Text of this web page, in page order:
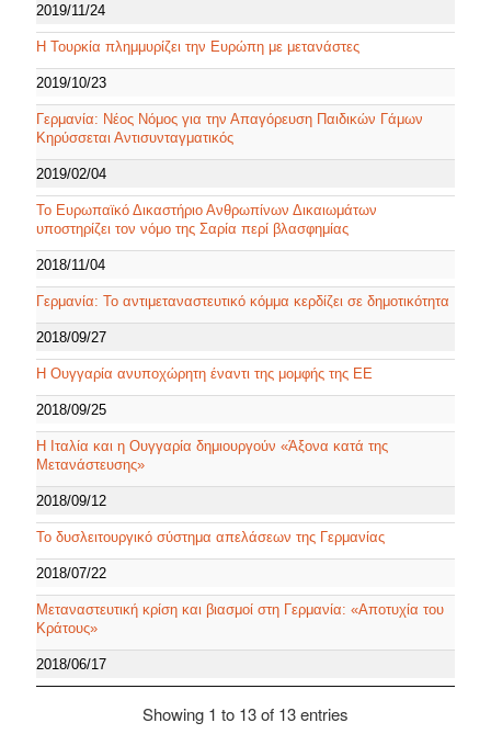
2019/11/24
Η Τουρκία πλημμυρίζει την Ευρώπη με μετανάστες
2019/10/23
Γερμανία: Νέος Νόμος για την Απαγόρευση Παιδικών Γάμων
Κηρύσσεται Αντισυνταγματικός
2019/02/04
Το Ευρωπαϊκό Δικαστήριο Ανθρωπίνων Δικαιωμάτων
υποστηρίζει τον νόμο της Σαρία περί βλασφημίας
2018/11/04
Γερμανία: Το αντιμεταναστευτικό κόμμα κερδίζει σε δημοτικότητα
2018/09/27
Η Ουγγαρία ανυποχώρητη έναντι της μομφής της ΕΕ
2018/09/25
Η Ιταλία και η Ουγγαρία δημιουργούν «Άξονα κατά της
Μετανάστευσης»
2018/09/12
Το δυσλειτουργικό σύστημα απελάσεων της Γερμανίας
2018/07/22
Μεταναστευτική κρίση και βιασμοί στη Γερμανία: «Αποτυχία του
Κράτους»
2018/06/17
Showing 1 to 13 of 13 entries